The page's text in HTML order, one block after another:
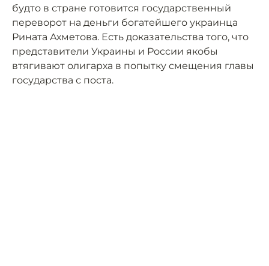
будто в стране готовится государственный
переворот на деньги богатейшего украинца
Рината Ахметова. Есть доказательства того, что
представители Украины и России якобы
втягивают олигарха в попытку смещения главы
государства с поста.